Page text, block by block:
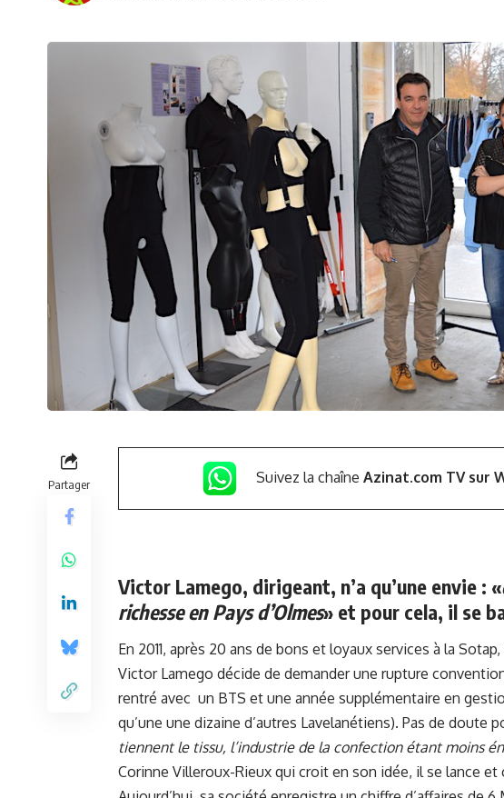
Partager Suivez la chaîne Azinat.com TV sur
Victor Lamego, dirigeant, n’a qu’une envie : «
richesse en Pays d’Olmes» et pour cela, il se
En 2011, après 20 ans de bons et loyaux services à la
Victor Lamego décide de demander une rupture
rentré avec un BTS et une année supplémentaire en
qu’une une dizaine d’autres Lavelanétiens). Pas de doute
tiennent le tissu, l’industrie de la confection étant moins
Corinne Villeroux-Rieux qui croit en son idée, il se lance et